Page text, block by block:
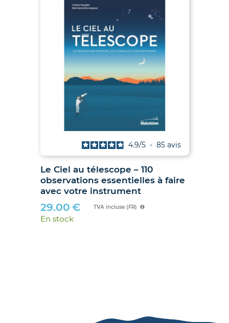
Le Ciel au télescope – 110
observations essentielles à faire
avec votre instrument
4.9/5 - 85 avis
29.00 € TVA incluse (FR)
En stock